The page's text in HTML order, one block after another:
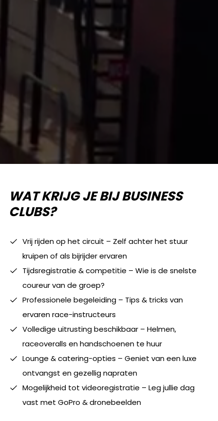
WAT KRIJG JE BIJ BUSINESS
CLUBS?
Vrij rijden op het circuit – Zelf achter het stuur
kruipen of als bijrijder ervaren
Tijdsregistratie & competitie – Wie is de snelste
coureur van de groep?
Professionele begeleiding – Tips & tricks van
ervaren race-instructeurs
Volledige uitrusting beschikbaar – Helmen,
raceoveralls en handschoenen te huur
Lounge & catering-opties – Geniet van een luxe
ontvangst en gezellig napraten
Mogelijkheid tot videoregistratie – Leg jullie dag
vast met GoPro & dronebeelden